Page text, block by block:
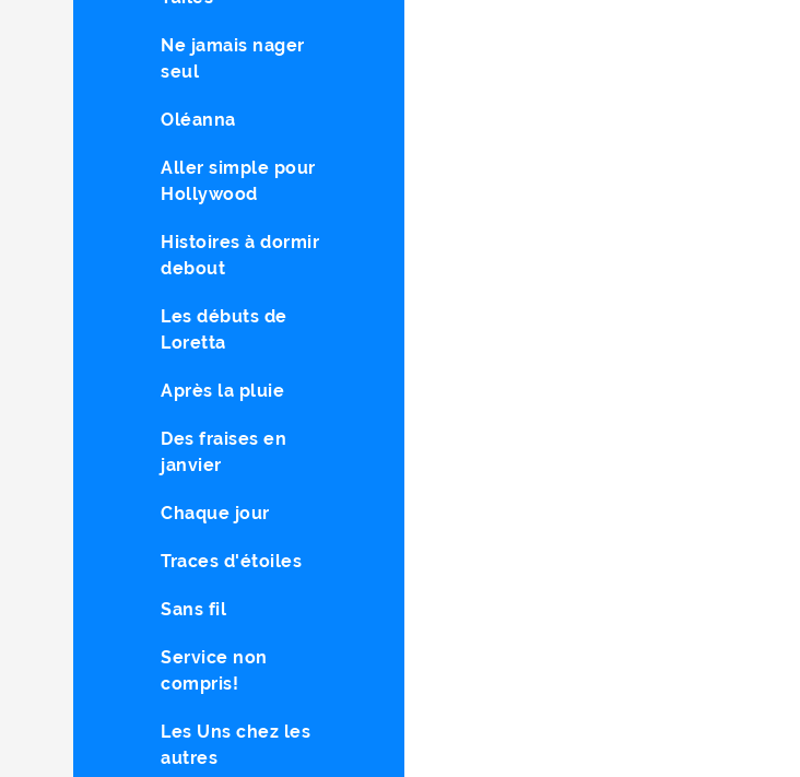
Ne jamais nager
seul
Oléanna
Aller simple pour
Hollywood
Histoires à dormir
debout
Les débuts de
Loretta
Après la pluie
Des fraises en
janvier
Chaque jour
Traces d'étoiles
Sans fil
Service non
compris!
Les Uns chez les
autres